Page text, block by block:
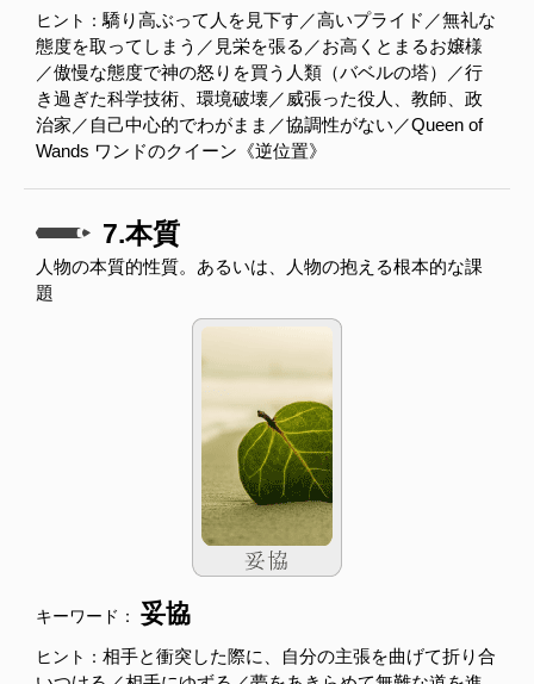
ヒント：驕り高ぶって人を見下す／高いプライド／無礼な
態度を取ってしまう／見栄を張る／お高くとまるお嬢様
／傲慢な態度で神の怒りを買う人類（バベルの塔）／行
き過ぎた科学技術、環境破壊／威張った役人、教師、政
治家／自己中心的でわがまま／協調性がない／Queen of
Wands ワンドのクイーン《逆位置》
7.本質
人物の本質的性質。あるいは、人物の抱える根本的な課
題
キーワード： 妥協
ヒント： 相手と衝突した際に、自分の主張を曲げて折り合